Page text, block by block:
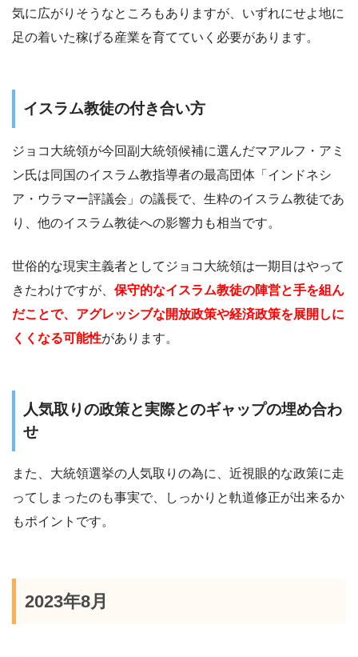
気に広がりそうなところもありますが、いずれにせよ地に
足の着いた稼げる産業を育てていく必要があります。
イスラム教徒の付き合い方
ジョコ大統領が今回副大統領候補に選んだマアルフ・アミ
ン氏は同国のイスラム教指導者の最高団体「インドネシ
ア・ウラマー評議会」の議長で、生粋のイスラム教徒であ
り、他のイスラム教徒への影響力も相当です。
世俗的な現実主義者としてジョコ大統領は一期目はやって
きたわけですが、 保守的なイスラム教徒の陣営と手を組ん
だことで、アグレッシブな開放政策や経済政策を展開しに
くくなる可能性があります。
人気取りの政策と実際とのギャップの埋め合わ
せ
また、大統領選挙の人気取りの為に、近視眼的な政策に走
ってしまったのも事実で、しっかりと軌道修正が出来るか
もポイントです。
2023年8月